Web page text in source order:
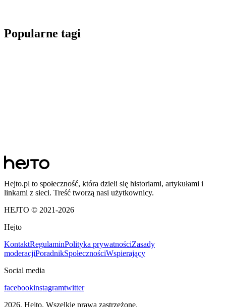
Popularne tagi
Hejto.pl to społeczność, która dzieli się historiami, artykułami i
linkami z sieci. Treść tworzą nasi użytkownicy.
HEJTO © 2021-2026
Hejto
KontaktRegulaminPolityka prywatnościZasady
moderacjiPoradnikSpołecznościWspierający
Social media
facebookinstagramtwitter
2026. Hejto. Wszelkie prawa zastrzeżone.